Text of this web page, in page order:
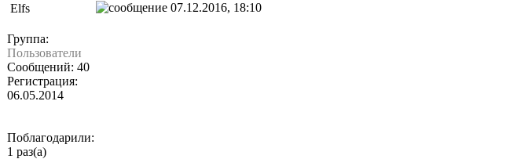
Elfs 07.12.2016, 18:10
Группа:
Пользователи
Сообщений: 40
Регистрация:
06.05.2014
Поблагодарили:
1 раз(а)